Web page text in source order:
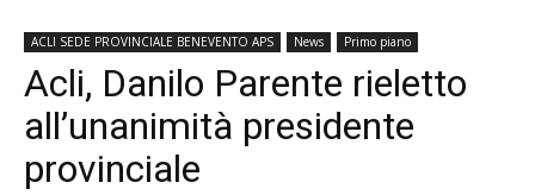
ACLI SEDE PROVINCIALE BENEVENTO APS News Primo piano
Acli, Danilo Parente rieletto
all’unanimità presidente
provinciale